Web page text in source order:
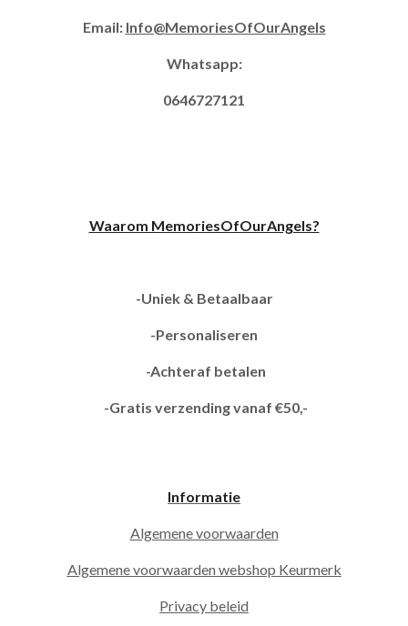
Email: Info@MemoriesOfOurAngels
Whatsapp:
0646727121
Waarom MemoriesOfOurAngels?
-Uniek & Betaalbaar
-Personaliseren
-Achteraf betalen
-Gratis verzending vanaf €50,-
Informatie
Algemene voorwaarden
Algemene voorwaarden webshop Keurmerk
Privacy beleid